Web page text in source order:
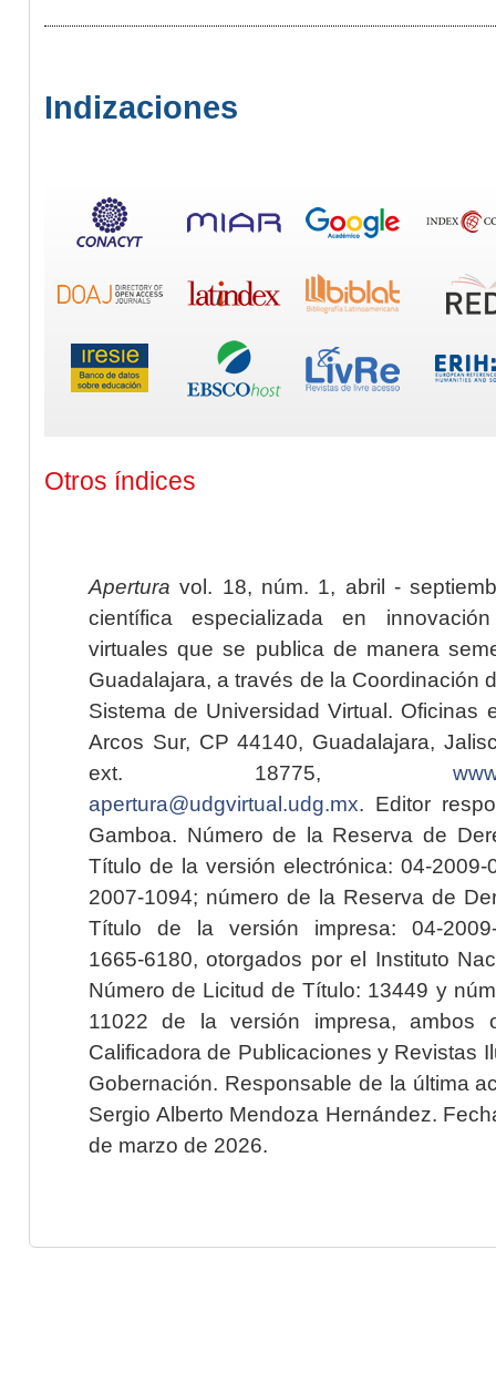
Indizaciones
Otros índices
Apertura vol. 18, núm. 1, abril -
científica especializada en
virtuales que se publica de manera
Guadalajara, a través de la Coordinación
Sistema de Universidad Virtual. Oficinas
Arcos Sur, CP 44140, Guadalajara,
ext. 18775,
apertura@udgvirtual.udg.mx. Editor
Gamboa. Número de la Reserva de
Título de la versión electrónica: 04-2009-
2007-1094; número de la Reserva de
Título de la versión impresa: 04-2009-
1665-6180, otorgados por el Instituto
Número de Licitud de Título: 13449 y
11022 de la versión impresa, ambos
Calificadora de Publicaciones y Revistas
Gobernación. Responsable de la última
Sergio Alberto Mendoza Hernández.
de marzo de 2026.